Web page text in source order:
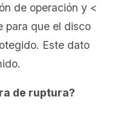
de operación y <
para que el disco
Este dato
de ruptura?